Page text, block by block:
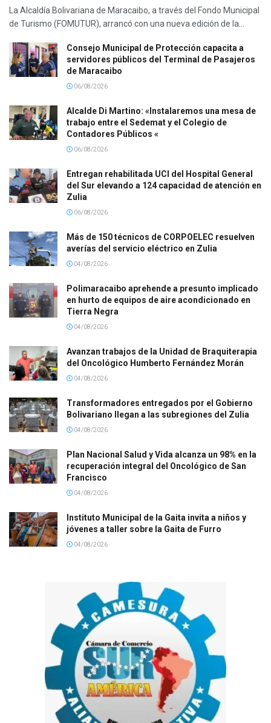
La Alcaldía Bolivariana de Maracaibo, a través del Fondo Municipal
de Turismo (FOMUTUR), arrancó con una nueva edición de la...
Consejo Municipal de Protección capacita a
servidores públicos del Terminal de Pasajeros
de Maracaibo
06/08/2026
Alcalde Di Martino: «Instalaremos una mesa de
trabajo entre el Sedemat y el Colegio de
Contadores Públicos «
06/08/2026
Entregan rehabilitada UCI del Hospital General
del Sur elevando a 124 capacidad de atención en
Zulia
06/08/2026
Más de 150 técnicos de CORPOELEC resuelven
averías del servicio eléctrico en Zulia
04/08/2026
Polimaracaibo aprehende a presunto implicado
en hurto de equipos de aire acondicionado en
Tierra Negra
04/08/2026
Avanzan trabajos de la Unidad de Braquiterapia
del Oncológico Humberto Fernández Morán
04/08/2026
Transformadores entregados por el Gobierno
Bolivariano llegan a las subregiones del Zulia
04/08/2026
Plan Nacional Salud y Vida alcanza un 98% en la
recuperación integral del Oncológico de San
Francisco
04/08/2026
Instituto Municipal de la Gaita invita a niños y
jóvenes a taller sobre la Gaita de Furro
04/08/2026